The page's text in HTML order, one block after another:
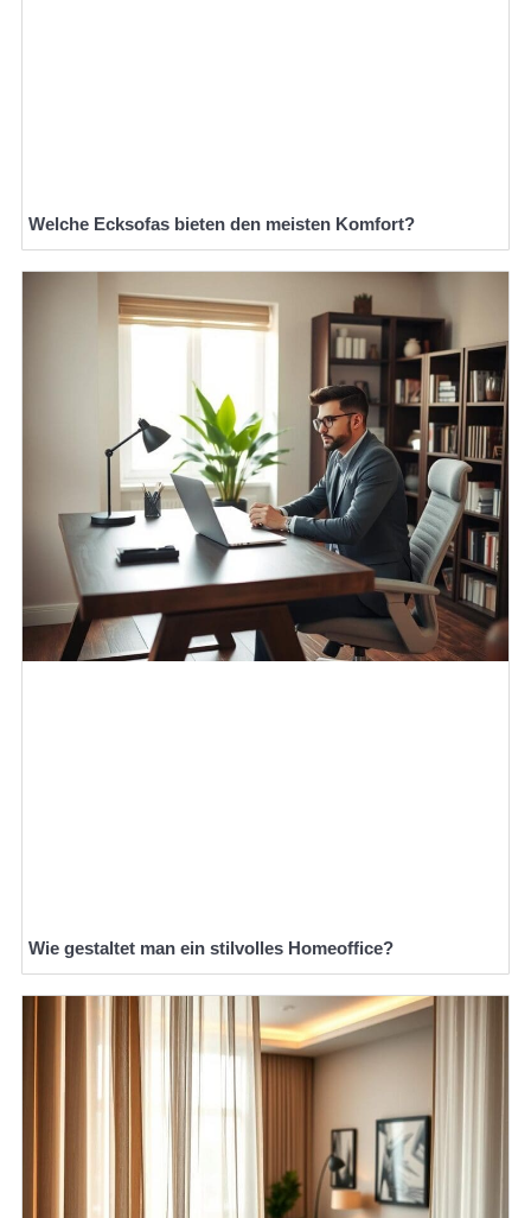
Welche Ecksofas bieten den meisten Komfort?
Wie gestaltet man ein stilvolles Homeoffice?